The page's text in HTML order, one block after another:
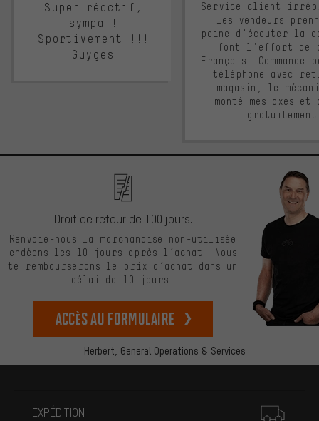
Super réactif,
sympa !
Sportivement !!!
Guyges
Service client
les vendeurs
peine d'écouter la
font l'effort de
Français. Commande
téléphone avec
magasin, le
monté mes axes et
Herbert, General Operations & Services
Droit de retour de 100 jours.
Renvoie-nous la marchandise non-utilisée
endéans les 10 jours après l’achat. Nous
te rembourserons le prix d’achat dans un
délai de 10 jours.
Accès au formulaire
EXPÉDITION